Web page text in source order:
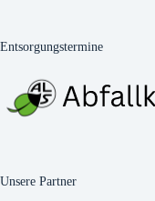
Entsorgungstermine
Unsere Partner